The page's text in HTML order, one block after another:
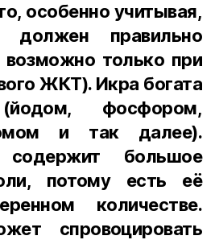
особенно учитывая,
правильно
возможно только при
ЖКТ). Икра богата
фосфором,
и так далее).
большое
потому есть её
количестве.
спровоцировать